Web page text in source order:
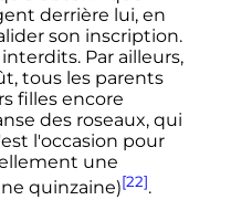
derrière lui, en
son inscription.
Par ailleurs,
tous les parents
filles encore
des roseaux, qui
l'occasion pour
une
quinzaine)[22].